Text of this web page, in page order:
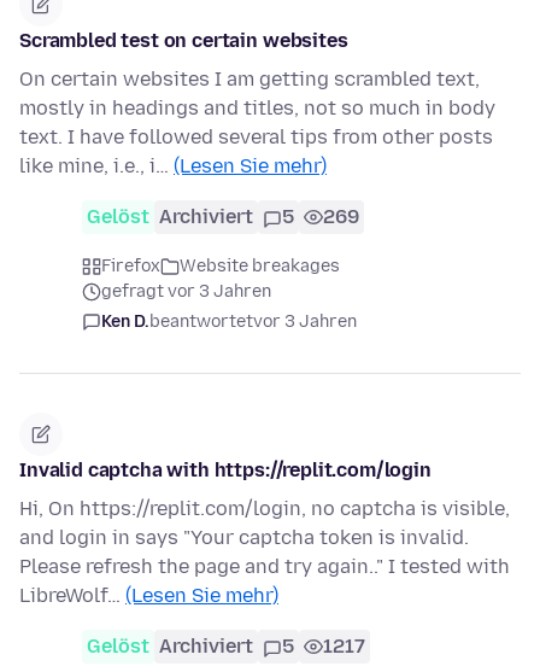
Scrambled test on certain websites
On certain websites I am getting scrambled text,
mostly in headings and titles, not so much in body
text. I have followed several tips from other posts
like mine, i.e., i… (Lesen Sie mehr)
Gelöst Archiviert 5 269
Firefox
Website breakages
gefragt vor 3 Jahren
Ken D.beantwortetvor 3 Jahren
Invalid captcha with https://replit.com/login
Hi, On https://replit.com/login, no captcha is visible,
and login in says "Your captcha token is invalid.
Please refresh the page and try again.." I tested with
LibreWolf… (Lesen Sie mehr)
Gelöst Archiviert 5 1217